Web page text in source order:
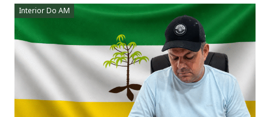
Interior Do AM